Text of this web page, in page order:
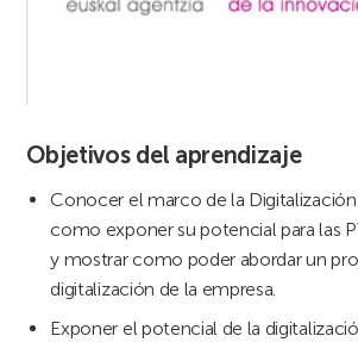
Objetivos del aprendizaje
Conocer el marco de la Digitalización
como exponer su potencial para las
y mostrar como poder abordar un
digitalización de la empresa.
Exponer el potencial de la